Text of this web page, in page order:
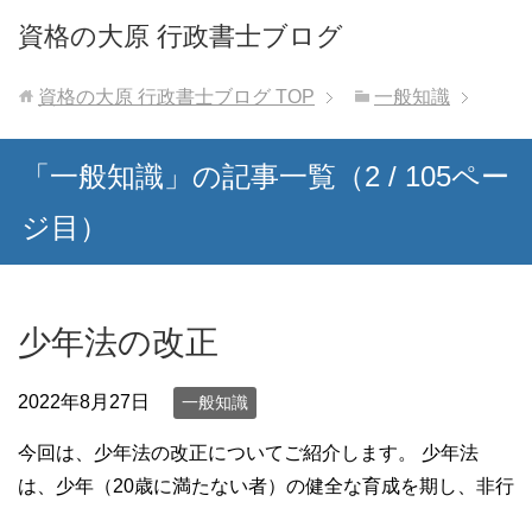
資格の大原 行政書士ブログ
資格の大原 行政書士ブログ TOP 一般知識
「一般知識」の記事一覧（2 / 105ペー
ジ目）
少年法の改正
2022年8月27日 一般知識
今回は、少年法の改正についてご紹介します。 少年法
は、少年（20歳に満たない者）の健全な育成を期し、非行